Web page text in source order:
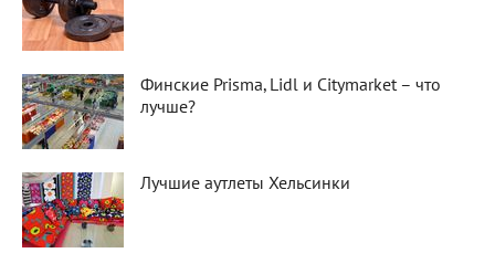
Финские Prisma, Lidl и Citymarket – что
лучше?
Лучшие аутлеты Хельсинки